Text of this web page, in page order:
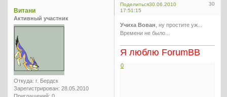
Поделиться 30
30.06.2010
17:51:15
Витани
Активный участник
Откуда: г. Бердск
Зарегистрирован: 28.05.2010
Учиха Вован , ну простите уж...
Времени не было...
Я люблю ForumBB
0